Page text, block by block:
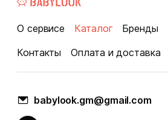
О сервисе Каталог Бренды
Контакты
Оплата и доставка
babylook.gm@gmail.com